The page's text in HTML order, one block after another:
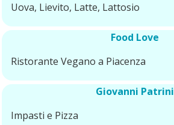
Uova, Lievito, Latte, Lattosio
Food Love
Ristorante Vegano a Piacenza
Giovanni Patrini
Impasti e Pizza